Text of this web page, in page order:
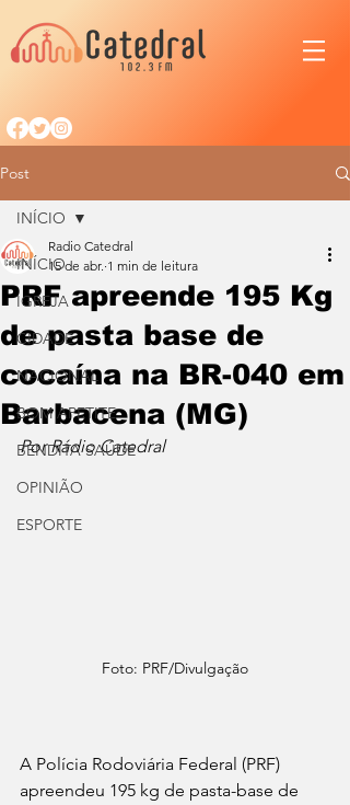
Post
INÍCIO
IGREJA
CIDADE
NACIONAL
BOM APETITE
BENDITA SAÚDE
OPINIÃO
ESPORTE
INÍCIO
PRF apreende 195 Kg
de pasta base de
cocaína na BR-040 em
Barbacena (MG)
Radio Catedral
15 de abr. 1 min de leitura
Por Rádio Catedral
Foto: PRF/Divulgação
A Polícia Rodoviária Federal (PRF)
apreendeu 195 kg de pasta-base de